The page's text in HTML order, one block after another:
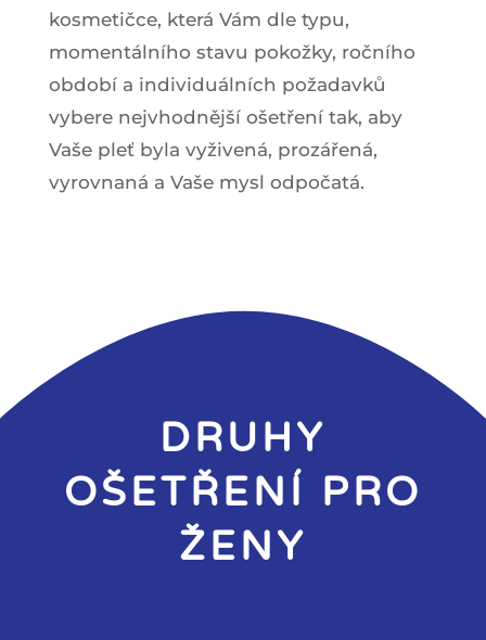
kosmetičce, která Vám dle typu,
momentálního stavu pokožky, ročního
období a individuálních požadavků
vybere nejvhodnější ošetření tak, aby
Vaše pleť byla vyživená, prozářená,
vyrovnaná a Vaše mysl odpočatá.
DRUHY
OŠETŘENÍ PRO
ŽENY